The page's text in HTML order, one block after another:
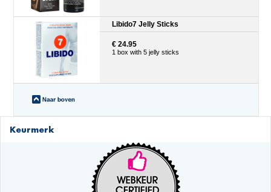
Libido7 Jelly Sticks
€ 24.95
1 box with 5 jelly sticks
Keurmerk